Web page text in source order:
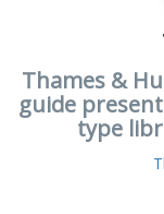
Thames &
guide
type